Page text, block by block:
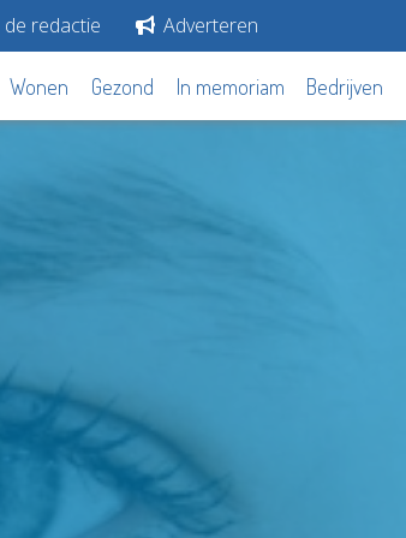
de redactie Adverteren
Wonen Gezond In memoriam Bedrijven